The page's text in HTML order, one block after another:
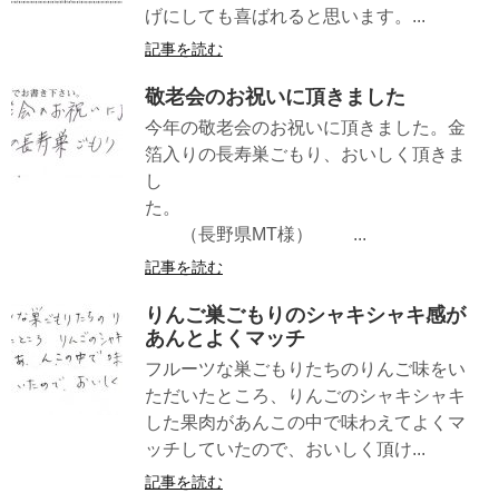
げにしても喜ばれると思います。...
記事を読む
敬老会のお祝いに頂きました
今年の敬老会のお祝いに頂きました。金
箔入りの長寿巣ごもり、おいしく頂きま
し
た。
（長野県MT様） ...
記事を読む
りんご巣ごもりのシャキシャキ感が
あんとよくマッチ
フルーツな巣ごもりたちのりんご味をい
ただいたところ、りんごのシャキシャキ
した果肉があんこの中で味わえてよくマ
ッチしていたので、おいしく頂け...
記事を読む